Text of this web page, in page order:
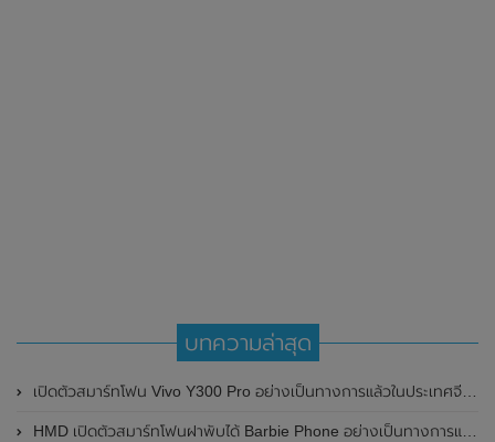
บทความล่าสุด
เปิดตัวสมาร์ทโฟน Vivo Y300 Pro อย่างเป็นทางการแล้วในประเทศจีน มาพร้อมดีไซน์พรีเมี่ยม ทนทาน และแบตเตอรี่สุดอึดขนาดใหญ่ 6,500mAh พร้อมรองรับการชาร์จไว 80W
HMD เปิดตัวสมาร์ทโฟนฝาพับได้ Barbie Phone อย่างเป็นทางการแล้ว มาพร้อมธีมสีชมพูสดใส